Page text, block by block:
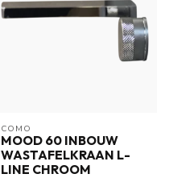
COMO
MOOD 60 INBOUW
WASTAFELKRAAN L-
LINE CHROOM